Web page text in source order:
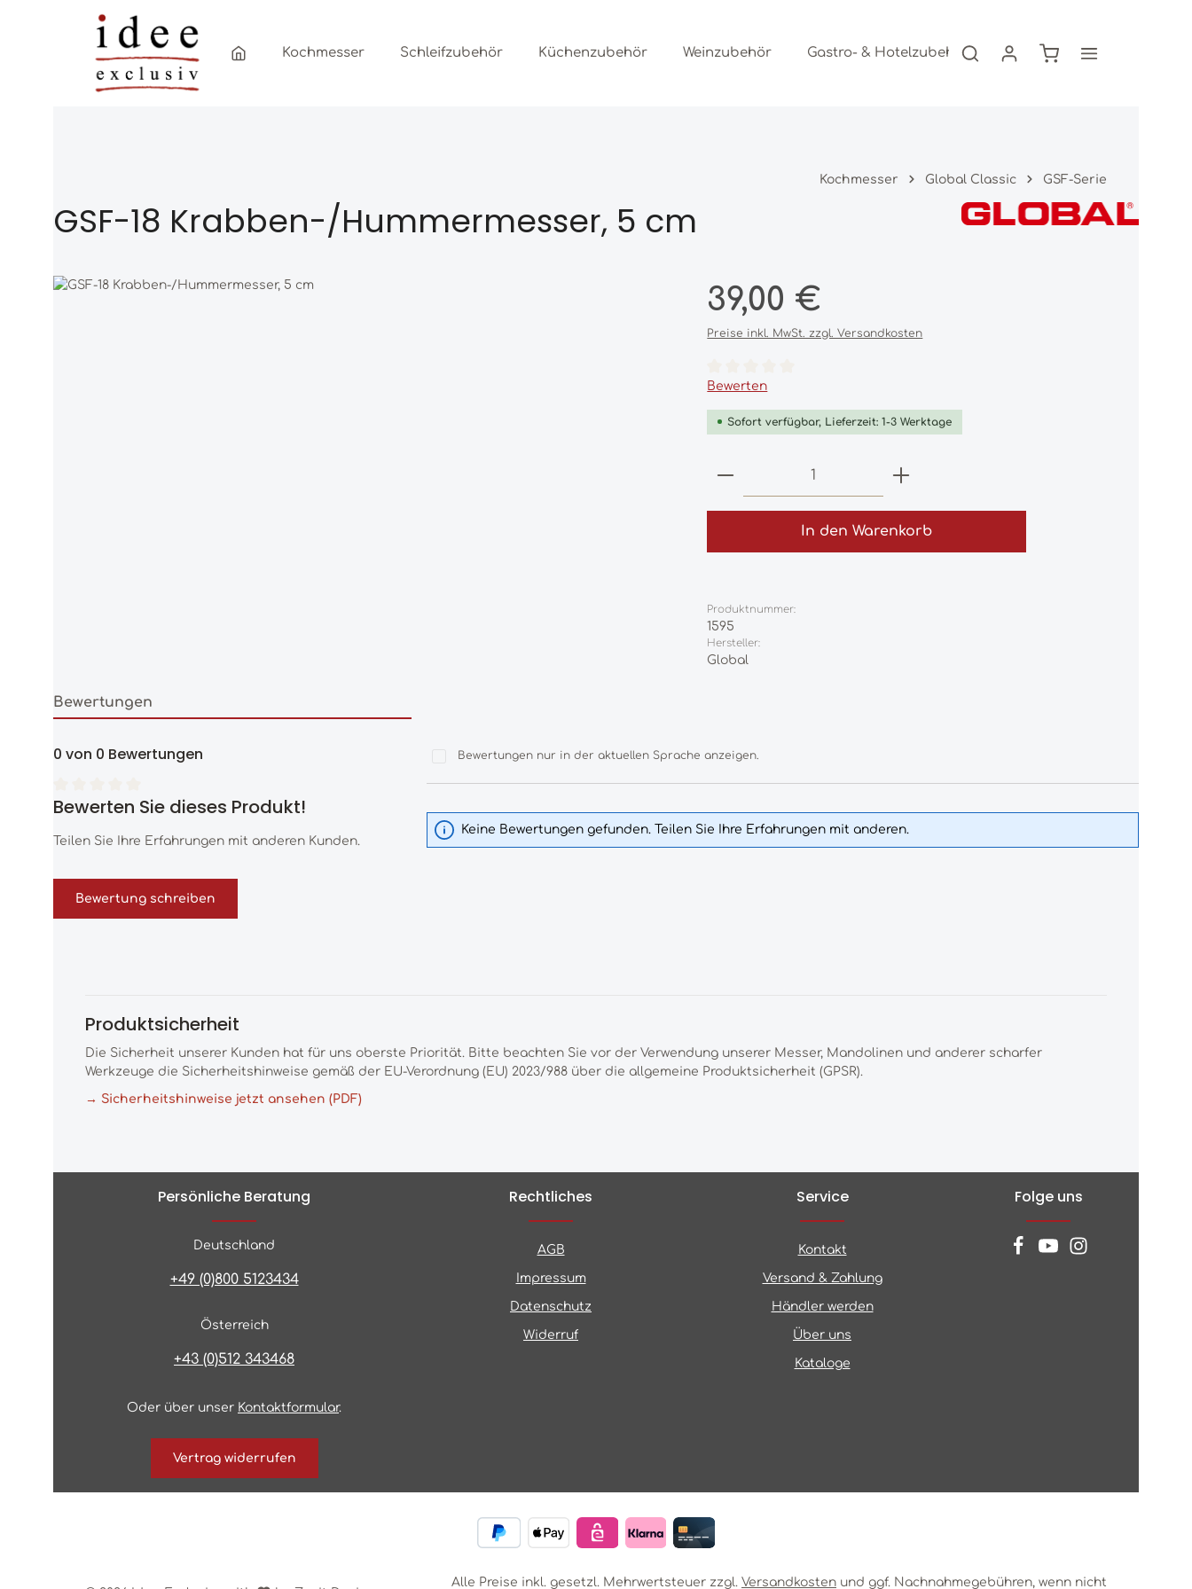
Zum Hauptinhalt springen
Zur Hauptnavigation springen
Kochmesser Schleifzubehör Küchenzubehör Weinzubehör Gastro- & Hotelzubehör Freizeitartikel
Warenkorb enthält
Kochmesser Global Classic GSF-Serie
GSF-18 Krabben-/Hummermesser, 5 cm
Bildergalerie überspringen Regulärer Preis:
39,00 €
Preise inkl. MwSt. zzgl. Versandkosten
Durchschnittliche Bewertung von 0 von 5 Sternen
Bewerten
Sofort verfügbar, Lieferzeit: 1-3 Werktage
Produkt Anzahl: Gib den gewünschten
In den Warenkorb
Produktnummer:
1595
Hersteller:
Global
Bewertungen
0 von 0 Bewertungen
Durchschnittliche Bewertung von 0 von 5 Sternen
Bewerten Sie dieses Produkt!
Teilen Sie Ihre Erfahrungen mit anderen Kunden.
Bewertung schreiben
Bewertungen nur in der aktuellen Sprache anzeigen.
Keine Bewertungen gefunden. Teilen Sie Ihre Erfahrungen mit anderen.
Produktsicherheit
Die Sicherheit unserer Kunden hat für uns oberste Priorität. Bitte beachten Sie vor der Verwendung unserer Messer, Mandolinen und anderer scharfer
Werkzeuge die Sicherheitshinweise gemäß der EU-Verordnung (EU) 2023/988 über die allgemeine Produktsicherheit (GPSR).
→ Sicherheitshinweise jetzt ansehen (PDF)
Persönliche Beratung
Deutschland
+49 (0)800 5123434
Österreich
+43 (0)512 343468
Oder über unser Kontaktformular.
Vertrag widerrufen
Rechtliches
AGB
Impressum
Datenschutz
Widerruf
Service
Kontakt
Versand & Zahlung
Händler werden
Über uns
Kataloge
Folge uns
Alle Preise inkl. gesetzl. Mehrwertsteuer zzgl. Versandkosten und ggf. Nachnahmegebühren, wenn nicht